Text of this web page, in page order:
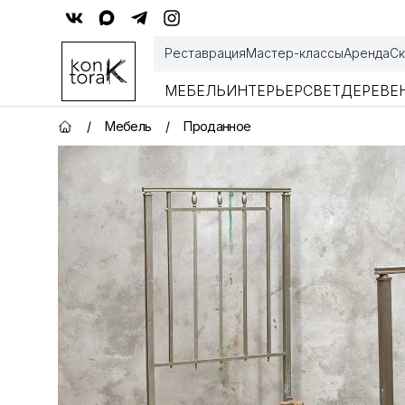
РеставрацияМастер-классыАренда
МЕБЕЛЬИНТЕРЬЕРСВЕТ
Главная страница
/ Мебель / Проданное